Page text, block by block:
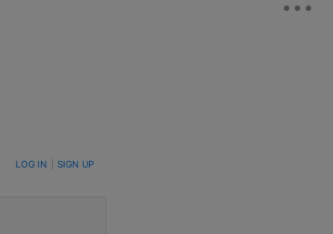
LOG IN SIGN UP